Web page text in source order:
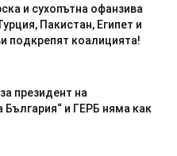
и сухопътна офанзива
Пакистан, Египет и
подкрепят коалицията!
президент на
България“ и ГЕРБ няма как